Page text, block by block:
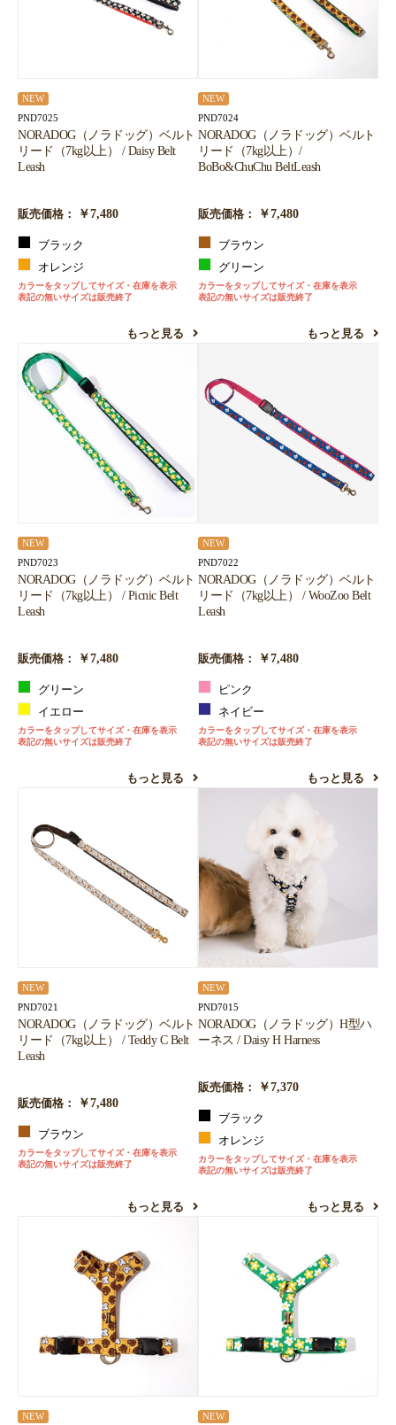
NEW
PND7025
NORADOG（ノラドッグ）ベルト
リード（7kg以上） / Daisy Belt
Leash
販売価格： ￥7,480
ブラック
オレンジ
カラーをタップしてサイズ・在庫を表示
表記の無いサイズは販売終了
もっと見る
NEW
PND7024
NORADOG（ノラドッグ）ベルト
リード（7kg以上）/
BoBo&ChuChu BeltLeash
販売価格： ￥7,480
ブラウン
グリーン
カラーをタップしてサイズ・在庫を表示
表記の無いサイズは販売終了
もっと見る
NEW
PND7023
NORADOG（ノラドッグ）ベルト
リード（7kg以上） / Picnic Belt
Leash
販売価格： ￥7,480
グリーン
イエロー
カラーをタップしてサイズ・在庫を表示
表記の無いサイズは販売終了
もっと見る
NEW
PND7022
NORADOG（ノラドッグ）ベルト
リード（7kg以上） / WooZoo Belt
Leash
販売価格： ￥7,480
ピンク
ネイビー
カラーをタップしてサイズ・在庫を表示
表記の無いサイズは販売終了
もっと見る
NEW
PND7021
NORADOG（ノラドッグ）ベルト
リード（7kg以上） / Teddy C Belt
Leash
販売価格： ￥7,480
ブラウン
カラーをタップしてサイズ・在庫を表示
表記の無いサイズは販売終了
もっと見る
NEW
PND7015
NORADOG（ノラドッグ）H型ハ
ーネス / Daisy H Harness
販売価格： ￥7,370
ブラック
オレンジ
カラーをタップしてサイズ・在庫を表示
表記の無いサイズは販売終了
もっと見る
NEW NEW
お買い物を続ける カートへ進む